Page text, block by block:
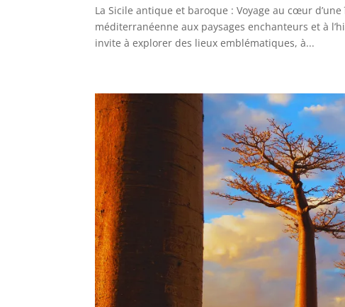
La Sicile antique et baroque : Voyage au cœur
méditerranéenne aux paysages enchanteurs et à
invite à explorer des lieux emblématiques, à...